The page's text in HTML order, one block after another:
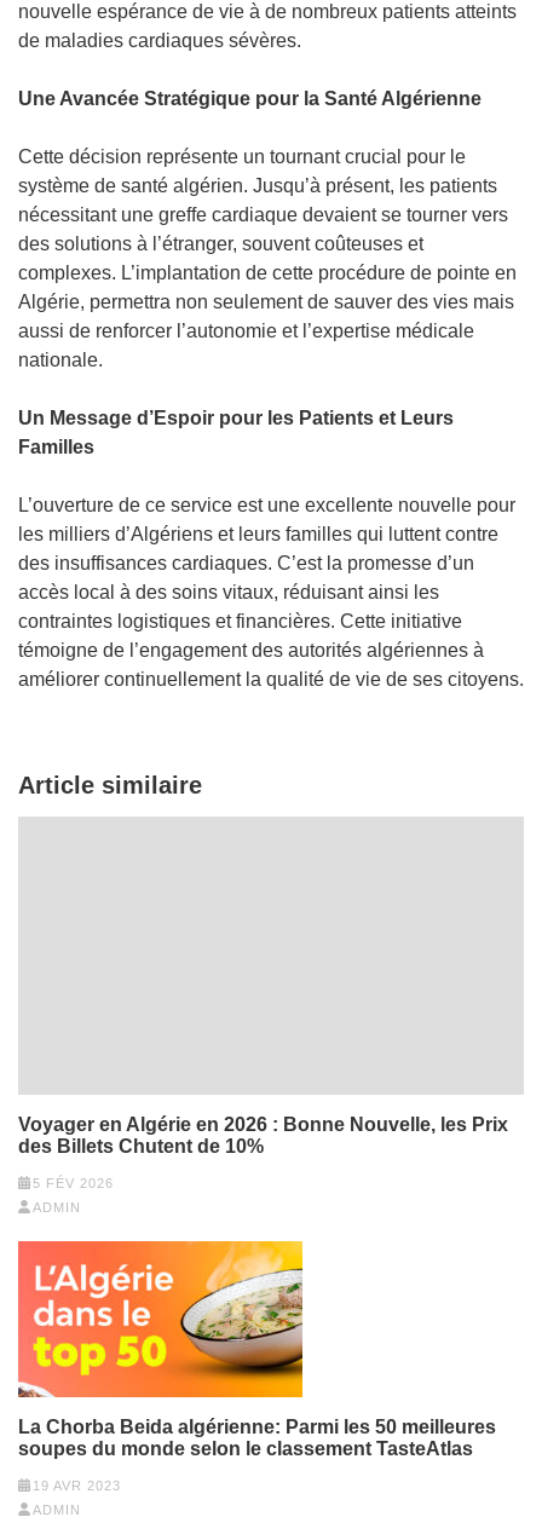
nouvelle espérance de vie à de nombreux patients atteints
de maladies cardiaques sévères.
Une Avancée Stratégique pour la Santé Algérienne
Cette décision représente un tournant crucial pour le
système de santé algérien. Jusqu’à présent, les patients
nécessitant une greffe cardiaque devaient se tourner vers
des solutions à l’étranger, souvent coûteuses et
complexes. L’implantation de cette procédure de pointe en
Algérie, permettra non seulement de sauver des vies mais
aussi de renforcer l’autonomie et l’expertise médicale
nationale.
Un Message d’Espoir pour les Patients et Leurs
Familles
L’ouverture de ce service est une excellente nouvelle pour
les milliers d’Algériens et leurs familles qui luttent contre
des insuffisances cardiaques. C’est la promesse d’un
accès local à des soins vitaux, réduisant ainsi les
contraintes logistiques et financières. Cette initiative
témoigne de l’engagement des autorités algériennes à
améliorer continuellement la qualité de vie de ses citoyens.
Article similaire
Voyager en Algérie en 2026 : Bonne Nouvelle, les Prix
des Billets Chutent de 10%
5 FÉV 2026
ADMIN
La Chorba Beida algérienne: Parmi les 50 meilleures
soupes du monde selon le classement TasteAtlas
19 AVR 2023
ADMIN